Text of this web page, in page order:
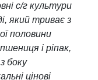
с/г культури
який триває з
половини
і ріпак,
боку
цінові